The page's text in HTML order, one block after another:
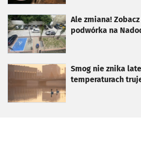
Ale zmiana!
podwórka na
otworzy się w nowej karcie
Smog nie znika
temperaturach
otworzy się w nowej karcie